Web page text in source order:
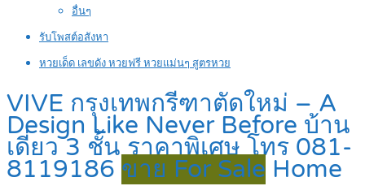
อื่นๆ
รับโพสต์อสังหา
หวยเด็ด เลขดัง หวยฟรี หวยแม่นๆ สูตรหวย
VIVE กรุงเทพกรีฑาตัดใหม่ – A
Design Like Never Before บ้าน
เดี่ยว 3 ชั้น ราคาพิเศษ โทร 081-
8119186 ขาย For Sale Home